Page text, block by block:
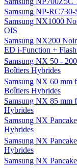
Samsung NP-
Samsung NX1000
OIS
Samsung NX200
ED i-Function +
Samsung NX 50 -
Boîtiers Hybrides
Samsung NX 60 mm
Boîtiers Hybrides
Samsung NX 85 mm
Hybrides
Samsung NX
Hybrides
Samsung NX
Hybrides
Samsung NX